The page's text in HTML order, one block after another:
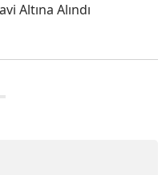
Altına Alındı